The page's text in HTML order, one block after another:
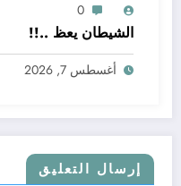
0
الشيطان يعظ ..!!
أغسطس 7, 2026
إرسال التعليق